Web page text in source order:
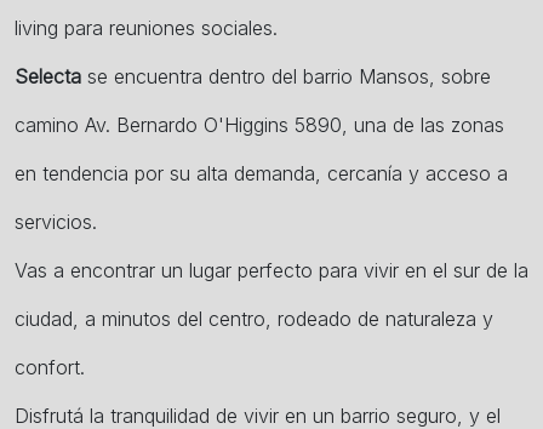
living para reuniones sociales.
Selecta se encuentra dentro del barrio Mansos, sobre
camino Av. Bernardo O'Higgins 5890, una de las zonas
en tendencia por su alta demanda, cercanía y acceso a
servicios.
Vas a encontrar un lugar perfecto para vivir en el sur de la
ciudad, a minutos del centro, rodeado de naturaleza y
confort.
Disfrutá la tranquilidad de vivir en un barrio seguro, y el